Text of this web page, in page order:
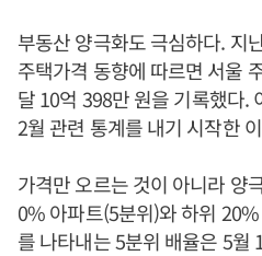
부동산 양극화도 극심하다. 지
주택가격 동향에 따르면 서울
달 10억 398만 원을 기록했다.
2월 관련 통계를 내기 시작한
가격만 오르는 것이 아니라 양
0% 아파트(5분위)와 하위
를 나타내는 5분위 배율은 5월